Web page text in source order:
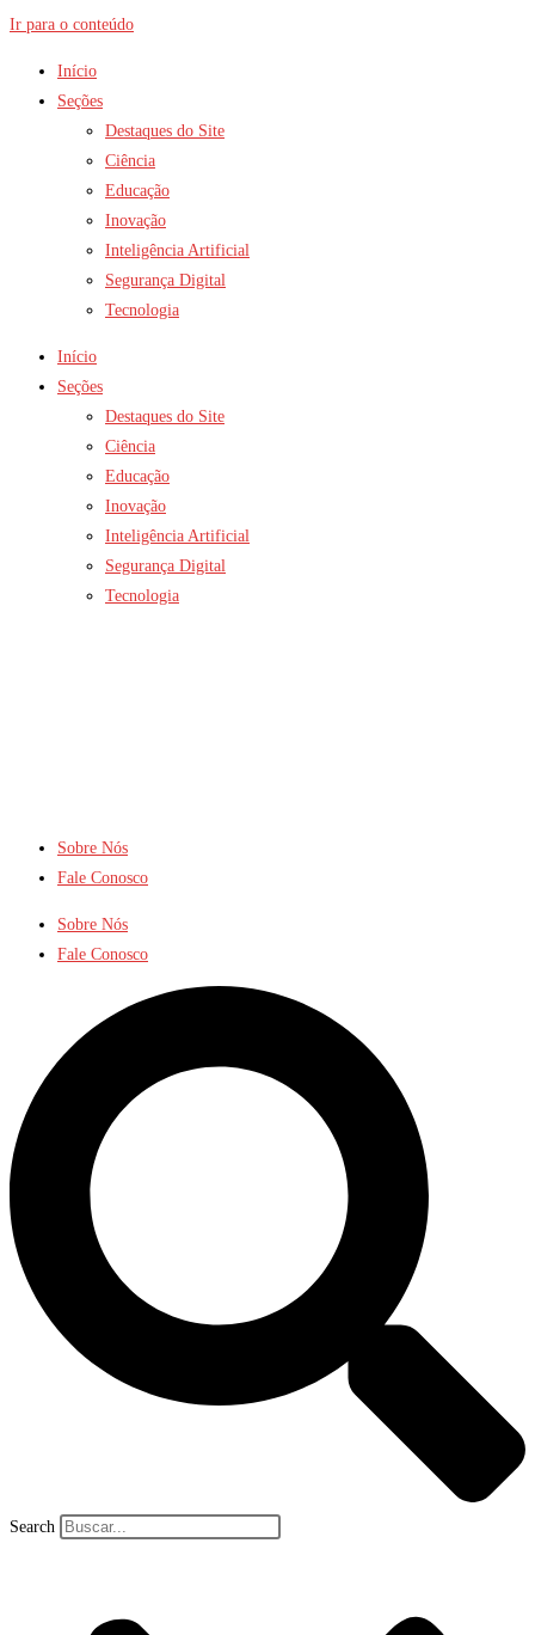
Ir para o conteúdo
Início
Seções
Destaques do Site
Ciência
Educação
Inovação
Inteligência Artificial
Segurança Digital
Tecnologia
Início
Seções
Destaques do Site
Ciência
Educação
Inovação
Inteligência Artificial
Segurança Digital
Tecnologia
Sobre Nós
Fale Conosco
Sobre Nós
Fale Conosco
Search